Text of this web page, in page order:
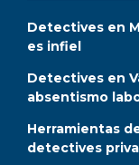
Detectives en
es infiel
Detectives en
absentismo
Herramientas
detectives